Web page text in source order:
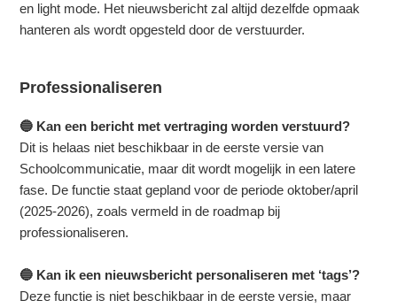
en light mode. Het nieuwsbericht zal altijd dezelfde opmaak
hanteren als wordt opgesteld door de verstuurder.
Professionaliseren
🔵 Kan een bericht met vertraging worden verstuurd?
Dit is helaas niet beschikbaar in de eerste versie van
Schoolcommunicatie, maar dit wordt mogelijk in een latere
fase. De functie staat gepland voor de periode oktober/april
(2025-2026), zoals vermeld in de roadmap bij
professionaliseren.
🔵 Kan ik een nieuwsbericht personaliseren met ‘tags’?
Deze functie is niet beschikbaar in de eerste versie, maar